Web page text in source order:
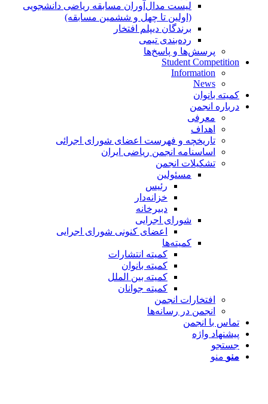
لیست مدال‌آوران مسابقه ریاضی دانشجویی
(اولین تا چهل‌ و ششمین مسابقه)
برندگان دیپلم افتخار
رده‌بندی تیمی
پرسش‌ها و پاسخ‌ها
Student Competition
Information
News
کمیته بانوان
درباره انجمن
معرفی
اهداف
تاریخچه و فهرست اعضای شورای اجرائی
اساسنامه انجمن ریاضی ایران
تشکیلات انجمن
مسئولین
رئیس
خزانه‌دار
دبیرخانه
شورای اجرایی
اعضای کنونی شورای اجرایی
کمیته‌ها
کمیته انتشارات
کمیته بانوان
کمیته بین الملل
کمیته جوانان
افتخارات انجمن
انجمن در رسانه‌ها
تماس با انجمن
پیشنهاد واژه
جستجو
منو
منو